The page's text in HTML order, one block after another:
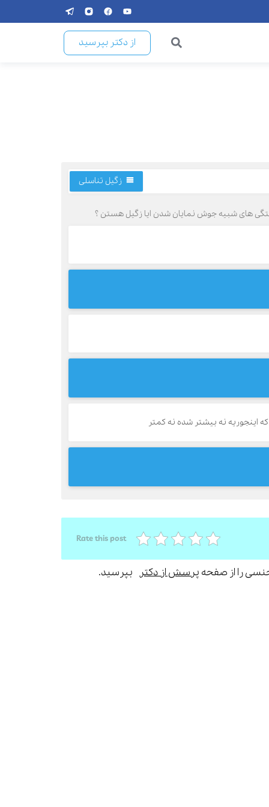
از دکتر بپرسید
زگیل تناسلی
های شبیه جوش نمایان شدن ایا زگیل هستن ؟
اینجوریه نه بیشتر شده نه کمتر
Rate this post
را از صفحه پرسش از دکتر بپرسید.